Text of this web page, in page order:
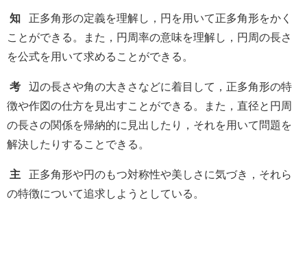
知
正多角形の定義を理解し，円を用いて正多角形をかく
ことができる。また，円周率の意味を理解し，円周の長さ
を公式を用いて求めることができる。
考
辺の長さや角の大きさなどに着目して，正多角形の特
徴や作図の仕方を見出すことができる。また，直径と円周
の長さの関係を帰納的に見出したり，それを用いて問題を
解決したりすることできる。
主
正多角形や円のもつ対称性や美しさに気づき，それら
の特徴について追求しようとしている。